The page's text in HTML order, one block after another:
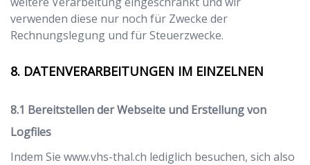
verwenden diese nur noch für Zwecke der
Rechnungslegung und für Steuerzwecke.
DATENVERARBEITUNGEN IM EINZELNEN
Bereitstellen der Webseite und Erstellung von
Logfiles
Indem Sie www.vhs-thal.ch lediglich besuchen, sich also